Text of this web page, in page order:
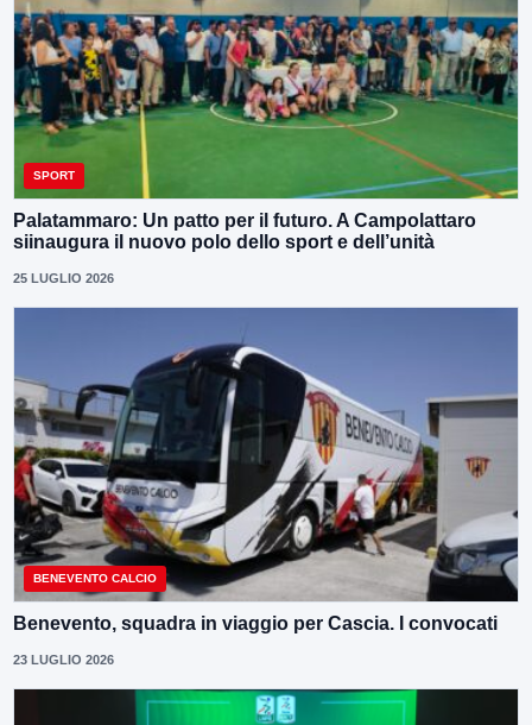
SPORT
Palatammaro: Un patto per il futuro. A Campolattaro
siinaugura il nuovo polo dello sport e dell’unità
25 LUGLIO 2026
BENEVENTO CALCIO
Benevento, squadra in viaggio per Cascia. I convocati
23 LUGLIO 2026